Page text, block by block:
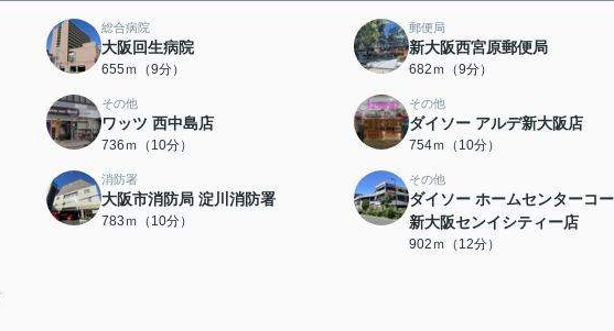
総合病院
大阪回生病院
655ｍ（9分）
郵便局
新大阪西宮原郵便局
682ｍ（9分）
その他
ワッツ 西中島店
736ｍ（10分）
その他
ダイソー アルデ新大阪店
754ｍ（10分）
消防署
大阪市消防局 淀川消防署
783ｍ（10分）
その他
ダイソー ホームセンターコ
新大阪センイシティー店
902ｍ（12分）